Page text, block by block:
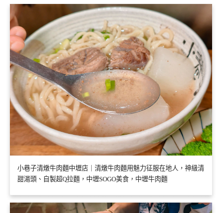
小巷子清燉牛肉麵中壢店｜清燉牛肉麵用魅力征服在地人，神級清
甜湯頭、自製超Q拉麵，中壢SOGO美食，中壢牛肉麵